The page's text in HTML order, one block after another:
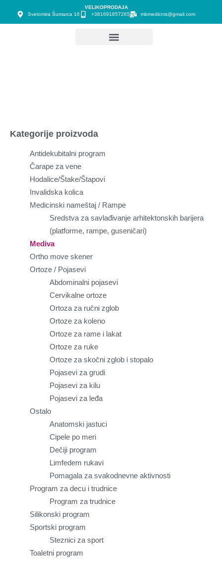
VELIKOPRODAJA
Svetomira Šumarca 16
+381691857265 mbmedicnis@gmail.com
Kategorije proizvoda
Antidekubitalni program
Čarape za vene
Hodalice/Štake/Štapovi
Invalidska kolica
Medicinski nameštaj / Rampe
Sredstva za savlađivanje arhitektonskih barijera
(platforme, rampe, guseničari)
Mediva
Ortho move skener
Ortoze / Pojasevi
Abdominalni pojasevi
Cervikalne ortoze
Ortoza za ručni zglob
Ortoze za koleno
Ortoze za rame i lakat
Ortoze za ruke
Ortoze za skočni zglob i stopalo
Pojasevi za grudi
Pojasevi za kilu
Pojasevi za leđa
Ostalo
Anatomski jastuci
Cipele po meri
Dečiji program
Limfedem rukavi
Pomagala za svakodnevne aktivnosti
Program za decu i trudnice
Program za trudnice
Silikonski program
Sportski program
Steznici za sport
Toaletni program